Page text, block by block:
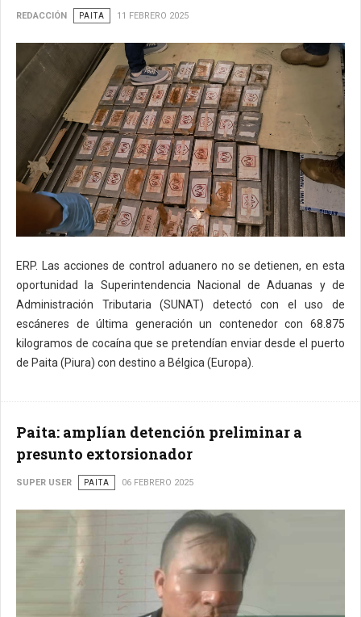
REDACCIÓN PAITA 11 FEBRERO 2025
ERP. Las acciones de control aduanero no se detienen, en esta
oportunidad la Superintendencia Nacional de Aduanas y de
Administración Tributaria (SUNAT) detectó con el uso de
escáneres de última generación un contenedor con 68.875
kilogramos de cocaína que se pretendían enviar desde el puerto
de Paita (Piura) con destino a Bélgica (Europa).
Paita: amplían detención preliminar a
presunto extorsionador
SUPER USER PAITA 06 FEBRERO 2025